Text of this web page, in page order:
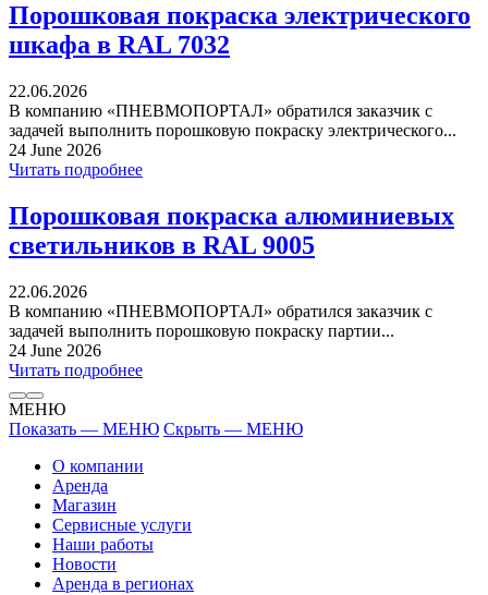
Порошковая покраска электрического
шкафа в RAL 7032
22.06.2026
В компанию «ПНЕВМОПОРТАЛ» обратился заказчик с
задачей выполнить порошковую покраску электрического...
24 June 2026
Читать подробнее
Порошковая покраска алюминиевых
светильников в RAL 9005
22.06.2026
В компанию «ПНЕВМОПОРТАЛ» обратился заказчик с
задачей выполнить порошковую покраску партии...
24 June 2026
Читать подробнее
МЕНЮ
Показать — МЕНЮ Скрыть — МЕНЮ
О компании
Аренда
Магазин
Сервисные услуги
Наши работы
Новости
Аренда в регионах